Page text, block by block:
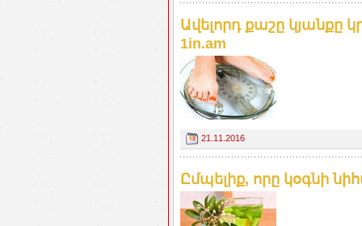
Ավելորդ քաշը կյանքը
1in.am
21.11.2016
Ըմպելիք, որը կօգնի